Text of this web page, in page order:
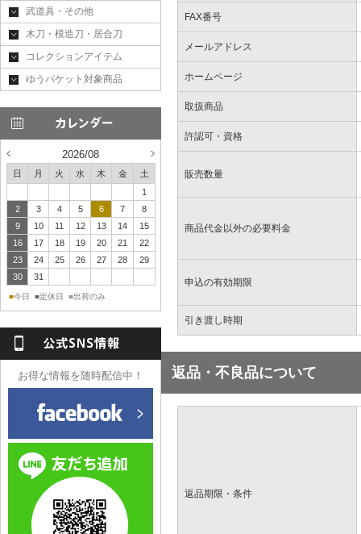
FAX番号
メールアドレス
ホームページ
取扱商品
許認可・資格
販売数量
商品代金以外の必要料金
申込の有効期限
引き渡し時期
返品・不良品について
返品期限・条件
武道具・その他
木刀・模造刀・居合刀
コレクションアイテム
ゆうパケット対象商品
2026/08
日 月 火 水 木 金
土
1
2
3 4 5 6 7
8
9
10 11 12 13 14
15
16
17 18 19 20 21
22
23
24 25 26 27 28
29
30
31
■今日 ■定休日 ■出荷のみ
お得な情報を随時配信中！